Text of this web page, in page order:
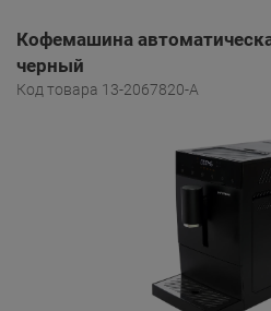
Кофемашина
черный
Код товара 13-2067820-A